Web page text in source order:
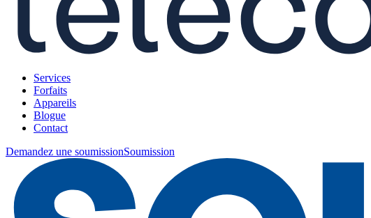
Services
Forfaits
Appareils
Blogue
Contact
Demandez une soumissionSoumission